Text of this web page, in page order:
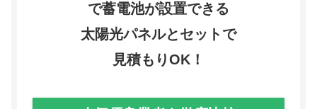
で蓄電池が設置できる
太陽光パネルとセットで
見積もりOK！